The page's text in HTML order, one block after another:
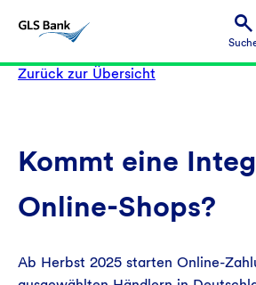
Zurück zur Übersicht
Kommt eine
Online‑Shops?
Ab Herbst 2025 starten